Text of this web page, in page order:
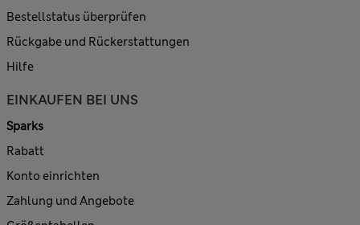
Bestellstatus überprüfen
Rückgabe und Rückerstattungen
Hilfe
EINKAUFEN BEI UNS
Sparks
Rabatt
Konto einrichten
Zahlung und Angebote